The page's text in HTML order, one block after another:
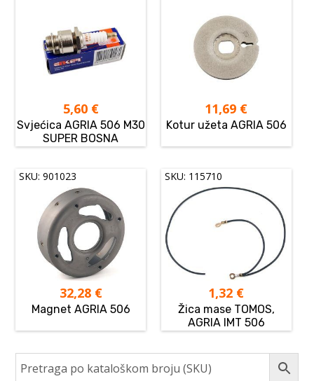
5,60 €
Svjećica AGRIA 506 M30
SUPER BOSNA
11,69 €
Kotur užeta AGRIA 506
SKU: 901023
32,28 €
Magnet AGRIA 506
SKU: 115710
1,32 €
Žica mase TOMOS,
AGRIA IMT 506